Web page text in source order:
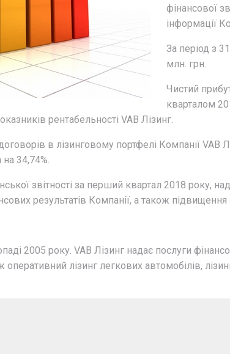
фінансової
інформації
За період з
млн. грн.
Чистий
кварталом
рентабельності VAB Лізинг.
в лізинговому портфелі Компанії
на 34,74%.
звітності за перший квартал 2018 року,
результатів Компанії, а також підвищення
2005 року. VAB Лізинг надає послуги
оперативний лізинг легкових автомобілів,